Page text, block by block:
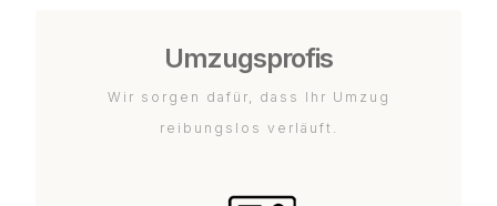
Umzugsprofis
Wir sorgen dafür, dass Ihr Umzug
reibungslos verläuft.